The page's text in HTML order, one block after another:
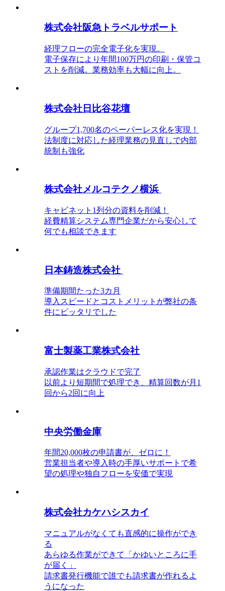
株式会社阪急トラベルサポート
経理フローの完全電子化を実現。
電子保存により年間100万円の印刷・保管コ
ストを削減。業務効率も大幅に向上。
株式会社日比谷花壇
グループ1,700名のペーパーレス化を実現！
法制度に対応した経理業務の見直しで内部
統制も強化
株式会社メルコテクノ横浜
キャビネット1列分の資料を削減！
経費精算システム専門企業だから安心して
何でも相談できます
日本鋳造株式会社
準備期間たった3カ月
導入スピードとコストメリットが弊社の条
件にピッタリでした
富士製薬工業株式会社
承認作業はクラウドで完了
以前より短期間で処理でき、精算回数が月1
回から2回に向上
中央労働金庫
年間20,000枚の申請書が、ゼロに！
営業担当者や導入時の手厚いサポートで希
望の処理や独自フローを安価で実現
株式会社カケハシスカイ
マニュアルがなくても直感的に操作ができ
る
あらゆる作業ができて「かゆいところに手
が届く」
請求書発行機能で誰でも請求書が作れるよ
うになった